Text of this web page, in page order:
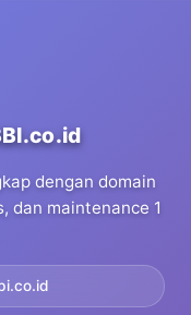
dengan domain
dan maintenance 1